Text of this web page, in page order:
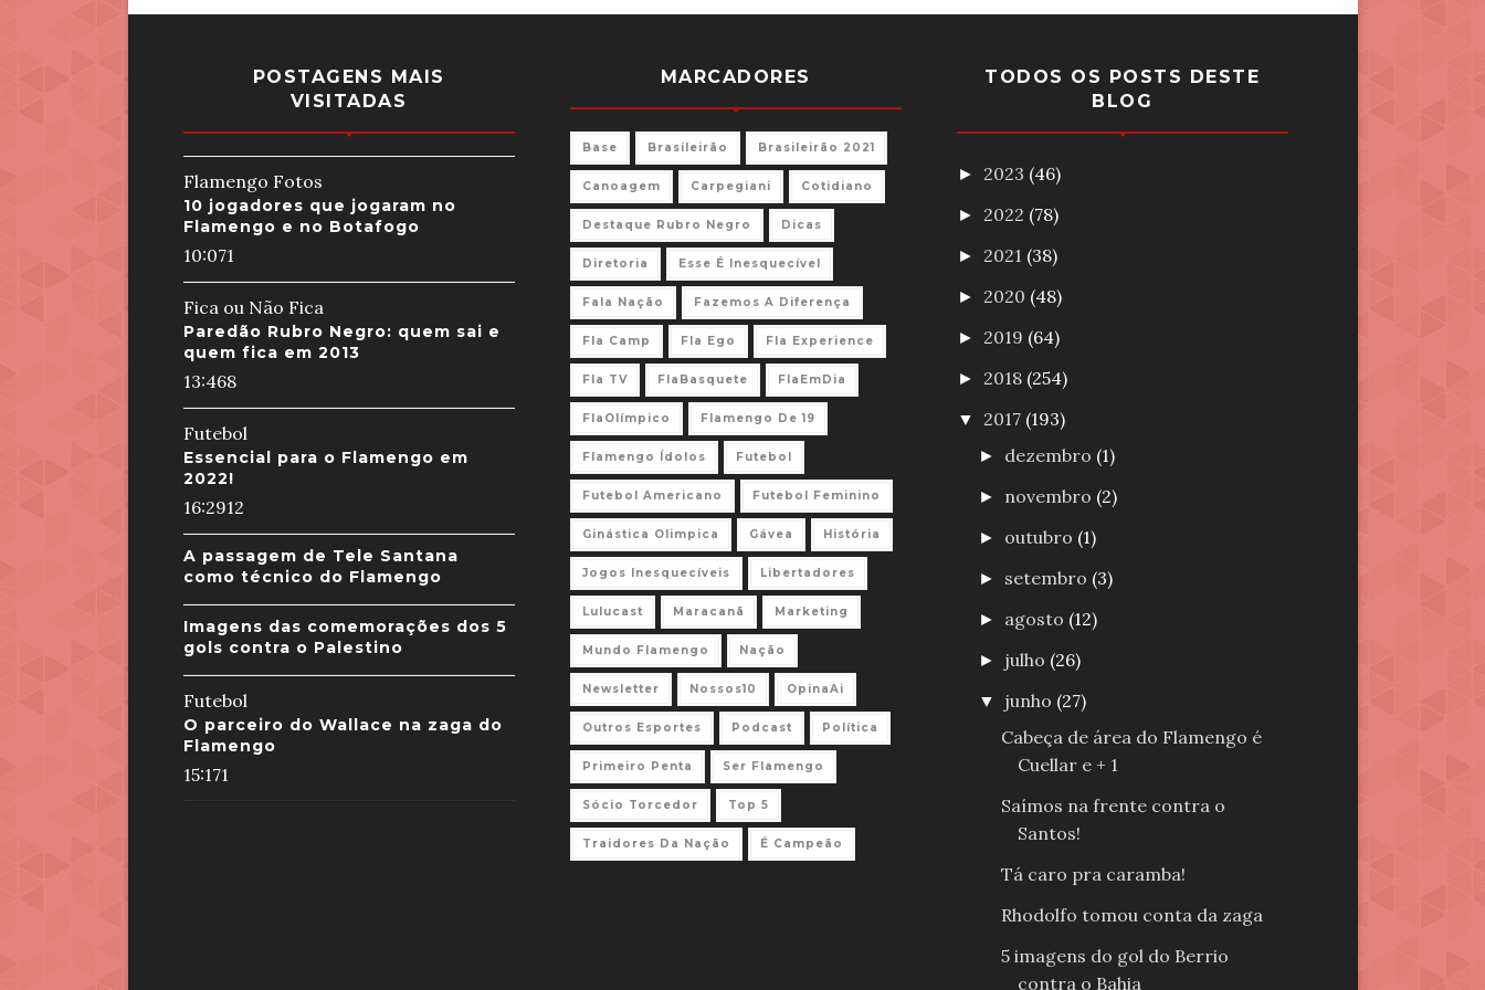
POSTAGENS MAIS
VISITADAS
Flamengo Fotos
10 jogadores que jogaram no
Flamengo e no Botafogo
10:071
Fica ou Não Fica
Paredão Rubro Negro: quem sai e
quem fica em 2013
13:468
Futebol
Essencial para o Flamengo em
2022!
16:2912
A passagem de Tele Santana
como técnico do Flamengo
Imagens das comemorações dos 5
gols contra o Palestino
Futebol
O parceiro do Wallace na zaga do
Flamengo
15:171
MARCADORES
Base Brasileirão Brasileirão 2021
Canoagem Carpegiani Cotidiano
Destaque Rubro Negro Dicas
Diretoria Esse É Inesquecível
Fala Nação Fazemos A Diferença
Fla Camp Fla Ego Fla Experience
Fla TV FlaBasquete FlaEmDia
FlaOlímpico Flamengo De 19
Flamengo Ídolos Futebol
Futebol Americano Futebol Feminino
Ginástica Olimpica Gávea História
Jogos Inesquecíveis Libertadores
Lulucast Maracanã Marketing
Mundo Flamengo Nação
Newsletter Nossos10 OpinaAi
Outros Esportes Podcast Política
Primeiro Penta Ser Flamengo
Sócio Torcedor Top 5
Traidores Da Nação É Campeão
TODOS OS POSTS DESTE
BLOG
► 2023 (46)
► 2022 (78)
► 2021 (38)
► 2020 (48)
► 2019 (64)
► 2018 (254)
▼ 2017 (193)
► dezembro (1)
► novembro (2)
► outubro (1)
► setembro (3)
► agosto (12)
► julho (26)
▼ junho (27)
Cabeça de área do Flamengo é
Cuellar e + 1
Saímos na frente contra o
Santos!
Tá caro pra caramba!
Rhodolfo tomou conta da zaga
5 imagens do gol do Berrio
contra o Bahia